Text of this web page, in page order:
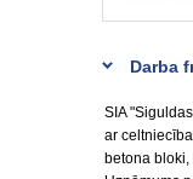
Darba
SIA
ar
betona